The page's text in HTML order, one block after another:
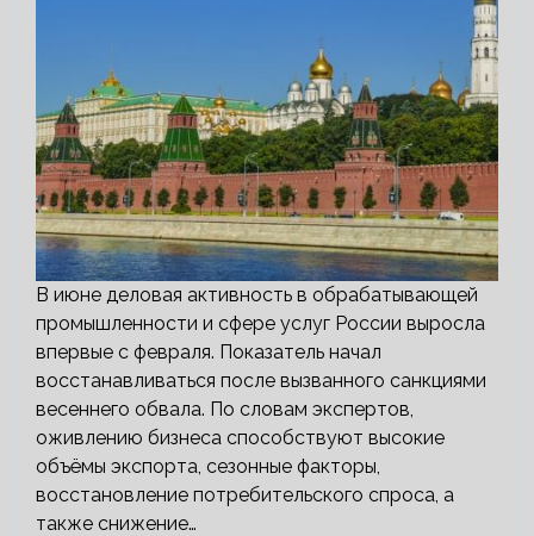
В июне деловая активность в обрабатывающей
промышленности и сфере услуг России выросла
впервые с февраля. Показатель начал
восстанавливаться после вызванного санкциями
весеннего обвала. По словам экспертов,
оживлению бизнеса способствуют высокие
объёмы экспорта, сезонные факторы,
восстановление потребительского спроса, а
также снижение…